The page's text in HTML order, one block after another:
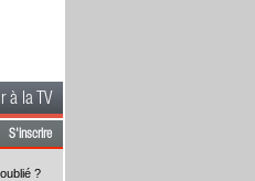
à la TV
S'inscrire
?